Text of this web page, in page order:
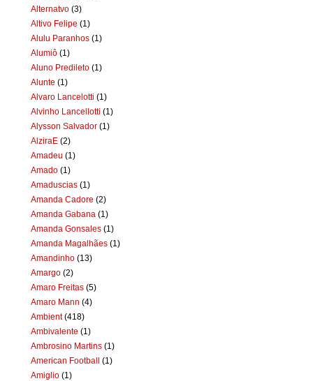
Alternatvo (3)
Altivo Felipe (1)
Alulu Paranhos (1)
Alumiô (1)
Aluno Predileto (1)
Alunte (1)
Alvaro Lancelotti (1)
Alvinho Lancellotti (1)
Alysson Salvador (1)
AlziraE (2)
Amadeu (1)
Amado (1)
Amaduscias (1)
Amanda Cadore (2)
Amanda Gabana (1)
Amanda Gonsales (1)
Amanda Magalhães (1)
Amandinho (13)
Amargo (2)
Amaro Freitas (5)
Amaro Mann (4)
Ambient (418)
Ambivalente (1)
Ambrosino Martins (1)
American Football (1)
Amiglio (1)